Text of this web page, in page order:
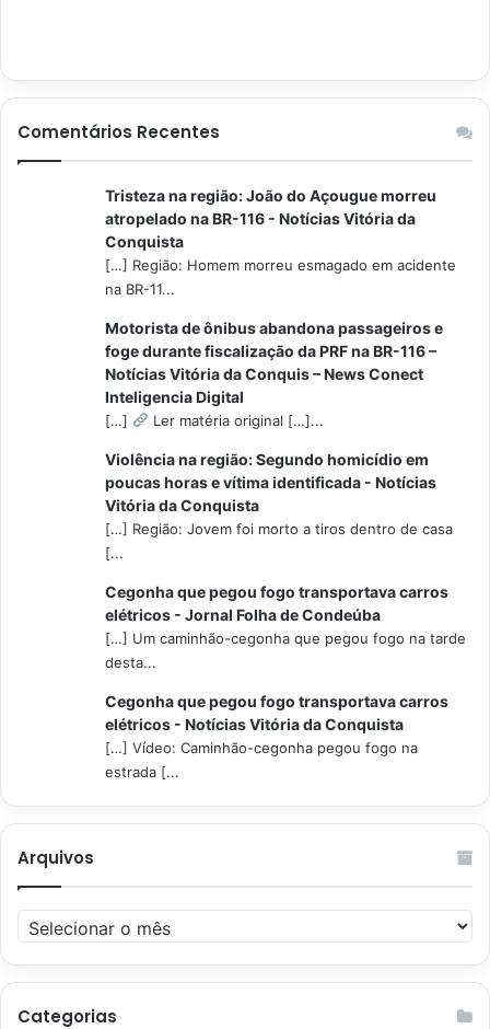
Comentários Recentes
Tristeza na região: João do Açougue morreu
atropelado na BR-116 - Notícias Vitória da
Conquista
[…] Região: Homem morreu esmagado em acidente
na BR-11...
Motorista de ônibus abandona passageiros e
foge durante fiscalização da PRF na BR-116 –
Notícias Vitória da Conquis – News Conect
Inteligencia Digital
[…] Ler matéria original […]...
Violência na região: Segundo homicídio em
poucas horas e vítima identificada - Notícias
Vitória da Conquista
[…] Região: Jovem foi morto a tiros dentro de casa
[...
Cegonha que pegou fogo transportava carros
elétricos - Jornal Folha de Condeúba
[…] Um caminhão-cegonha que pegou fogo na tarde
desta...
Cegonha que pegou fogo transportava carros
elétricos - Notícias Vitória da Conquista
[…] Vídeo: Caminhão-cegonha pegou fogo na
estrada [...
Arquivos
Arquivos
Categorias